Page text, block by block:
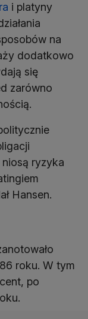
i platyny
na
dodatkowo
się
zarówno
ryzyka
roku. W tym
po